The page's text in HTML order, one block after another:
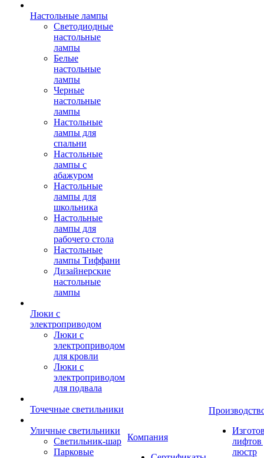
Настольные лампы
Светодиодные
настольные
лампы
Белые
настольные
лампы
Черные
настольные
лампы
Настольные
лампы для
спальни
Настольные
лампы с
абажуром
Настольные
лампы для
школьника
Настольные
лампы для
рабочего стола
Настольные
лампы Тиффани
Дизайнерские
настольные
лампы
Люки с
электроприводом
Люки с
электроприводом
для кровли
Люки с
электроприводом
для подвала
Точечные светильники
Уличные светильники
Светильник-шар
Парковые
Компания
лифтов
люстр